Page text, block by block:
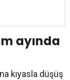
ayında
kıyasla düşüş